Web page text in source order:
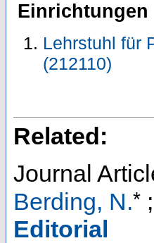
Einrichtungen
Lehrstuhl für
(212110)
Related:
Journal
Berding, N.* ;
Editorial